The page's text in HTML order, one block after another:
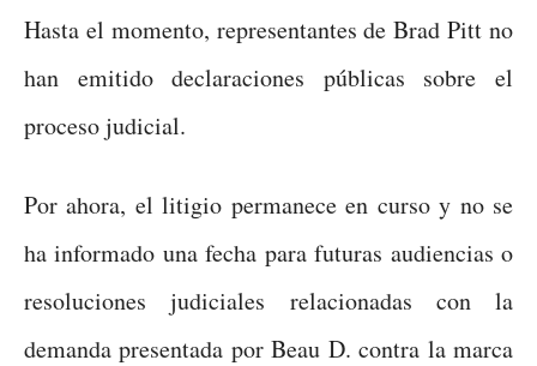
Hasta el momento, representantes de Brad Pitt no
han emitido declaraciones públicas sobre el
proceso judicial.
Por ahora, el litigio permanece en curso y no se
ha informado una fecha para futuras audiencias o
resoluciones judiciales relacionadas con la
demanda presentada por Beau D. contra la marca